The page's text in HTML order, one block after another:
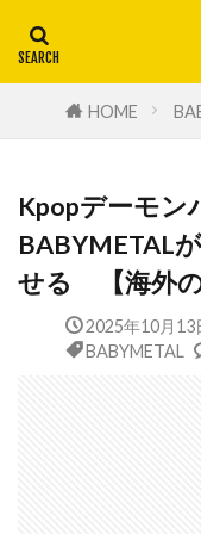
HOME
Kpopデーモン
BABYMETAL
せる 【海外の
2025年10月13
BABYMETAL